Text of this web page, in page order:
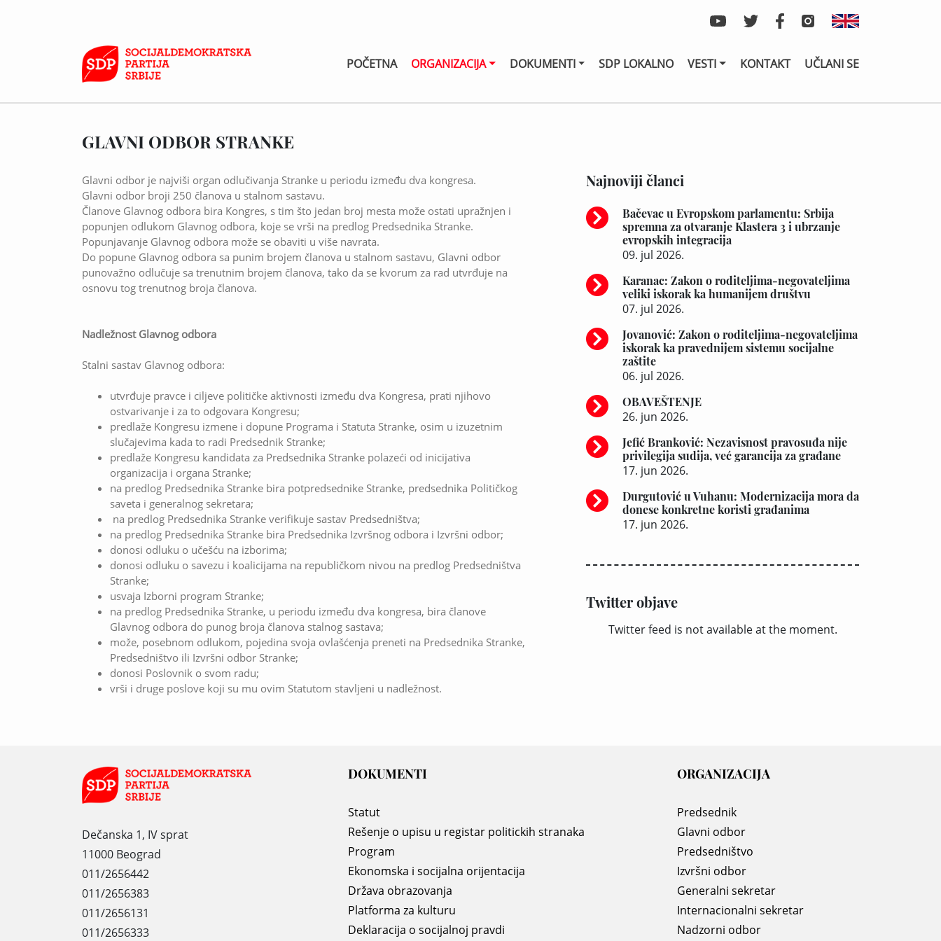
POČETNA ORGANIZACIJA DOKUMENTI SDP LOKALNO VESTI KONTAKT UČLANI SE
GLAVNI ODBOR STRANKE
Glavni odbor je najviši organ odlučivanja Stranke u periodu između dva kongresa.
Glavni odbor broji 250 članova u stalnom sastavu.
Članove Glavnog odbora bira Kongres, s tim što jedan broj mesta može ostati upražnjen i
popunjen odlukom Glavnog odbora, koje se vrši na predlog Predsednika Stranke.
Popunjavanje Glavnog odbora može se obaviti u više navrata.
Do popune Glavnog odbora sa punim brojem članova u stalnom sastavu, Glavni odbor
punovažno odlučuje sa trenutnim brojem članova, tako da se kvorum za rad utvrđuje na
osnovu tog trenutnog broja članova.
Nadležnost Glavnog odbora
Stalni sastav Glavnog odbora:
utvrđuje pravce i ciljeve političke aktivnosti između dva Kongresa, prati njihovo
ostvarivanje i za to odgovara Kongresu;
predlaže Kongresu izmene i dopune Programa i Statuta Stranke, osim u izuzetnim
slučajevima kada to radi Predsednik Stranke;
predlaže Kongresu kandidata za Predsednika Stranke polazeći od inicijativa
organizacija i organa Stranke;
na predlog Predsednika Stranke bira potpredsednike Stranke, predsednika Političkog
saveta i generalnog sekretara;
na predlog Predsednika Stranke verifikuje sastav Predsedništva;
na predlog Predsednika Stranke bira Predsednika Izvršnog odbora i Izvršni odbor;
donosi odluku o učešću na izborima;
donosi odluku o savezu i koalicijama na republičkom nivou na predlog Predsedništva
Stranke;
usvaja Izborni program Stranke;
na predlog Predsednika Stranke, u periodu između dva kongresa, bira članove
Glavnog odbora do punog broja članova stalnog sastava;
može, posebnom odlukom, pojedina svoja ovlašćenja preneti na Predsednika Stranke,
Predsedništvo ili Izvršni odbor Stranke;
donosi Poslovnik o svom radu;
vrši i druge poslove koji su mu ovim Statutom stavljeni u nadležnost.
Najnoviji članci
Bačevac u Evropskom parlamentu: Srbija
spremna za otvaranje Klastera 3 i ubrzanje
evropskih integracija
09. jul 2026.
Karanac: Zakon o roditeljima-negovateljima
veliki iskorak ka humanijem društvu
07. jul 2026.
Jovanović: Zakon o roditeljima-negovateljima
iskorak ka pravednijem sistemu socijalne
zaštite
06. jul 2026.
OBAVEŠTENJE
26. jun 2026.
Jefić Branković: Nezavisnost pravosuđa nije
privilegija sudija, već garancija za građane
17. jun 2026.
Durgutović u Vuhanu: Modernizacija mora da
donese konkretne koristi građanima
17. jun 2026.
Twitter objave
Twitter feed is not available at the moment.
Dečanska 1, IV sprat
11000 Beograd
011/2656442
011/2656383
011/2656131
011/2656333
DOKUMENTI
Statut
Rešenje o upisu u registar politickih stranaka
Program
Ekonomska i socijalna orijentacija
Država obrazovanja
Platforma za kulturu
Deklaracija o socijalnoj pravdi
ORGANIZACIJA
Predsednik
Glavni odbor
Predsedništvo
Izvršni odbor
Generalni sekretar
Internacionalni sekretar
Nadzorni odbor